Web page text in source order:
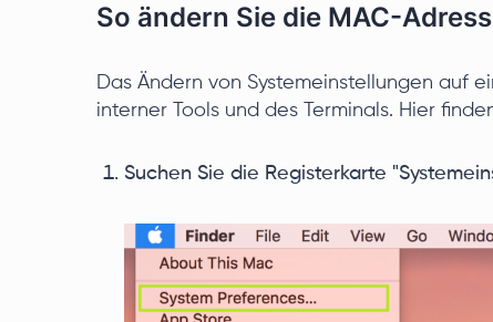
So ändern Sie die MAC-
Das Ändern von Systemeinstellungen auf
interner Tools und des Terminals. Hier
Suchen Sie die Registerkarte